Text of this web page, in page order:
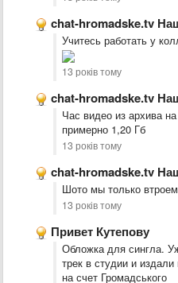
chat-hromadske.tv Наши
Учитесь работать у
13 років тому
chat-hromadske.tv Наши
Час видео из архива
примерно 1,20 Гб
13 років тому
chat-hromadske.tv Наши
Шото мы только
13 років тому
Привет Кутепову
Обложка для сингла.
трек в студии и
на счет Громадського